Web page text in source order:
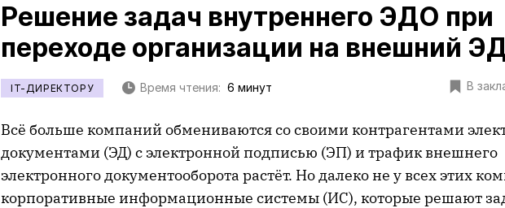
Решение задач внутреннего ЭДО при
переходе организации на внешний
IT-ДИРЕКТОРУ Время чтения: 6 минут В
Всё больше компаний обмениваются со своими контрагентами
документами (ЭД) с электронной подписью (ЭП) и трафик внешнего
электронного документооборота растёт. Но далеко не у всех этих
корпоративные информационные системы (ИС), которые решают